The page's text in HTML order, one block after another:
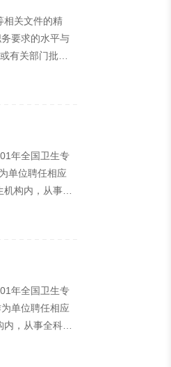
相关文件的精
要求的水平与
有关部门批准
话的方式进行
年全国卫生专
单位聘任相应
构内，从事中
组织、统一考
年全国卫生专
单位聘任相应
，从事全科学
统一考试大